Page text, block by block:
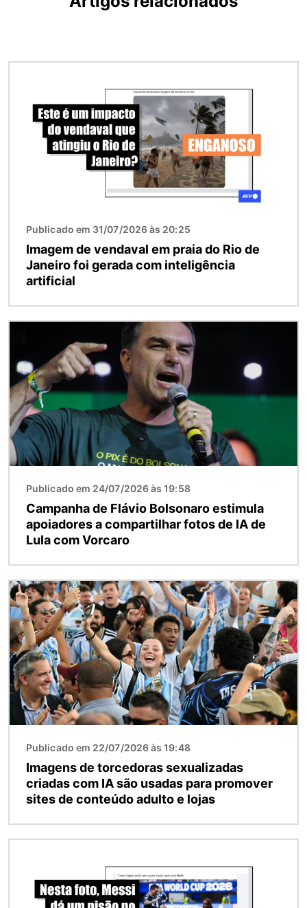
Publicado em 31/07/2026 às 20:25
Imagem de vendaval em praia do Rio de
Janeiro foi gerada com inteligência
artificial
Publicado em 24/07/2026 às 19:58
Campanha de Flávio Bolsonaro estimula
apoiadores a compartilhar fotos de IA de
Lula com Vorcaro
Imagem
Publicado em 22/07/2026 às 19:48
Imagens de torcedoras sexualizadas
criadas com IA são usadas para promover
sites de conteúdo adulto e lojas